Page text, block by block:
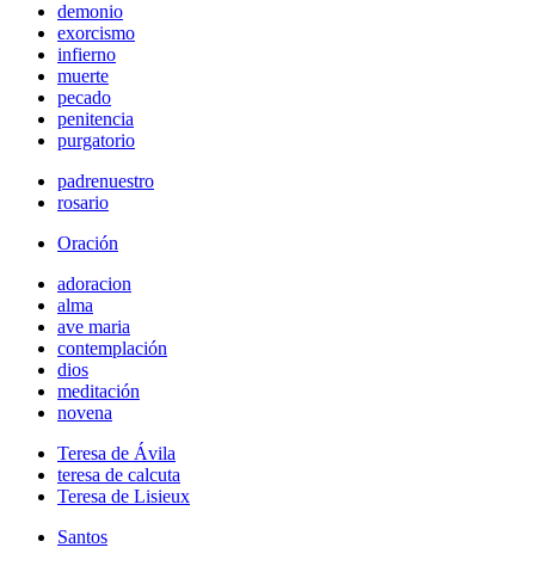
demonio
exorcismo
infierno
muerte
pecado
penitencia
purgatorio
padrenuestro
rosario
Oración
adoracion
alma
ave maria
contemplación
dios
meditación
novena
Teresa de Ávila
teresa de calcuta
Teresa de Lisieux
Santos